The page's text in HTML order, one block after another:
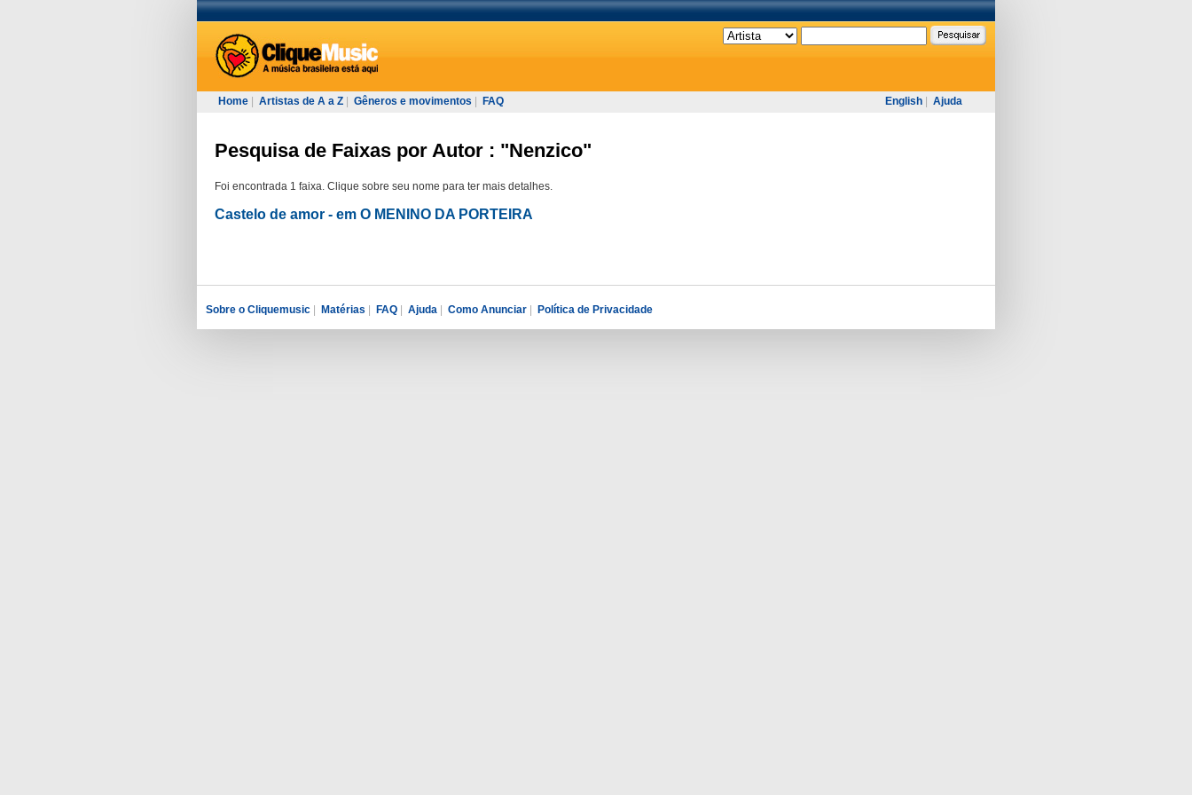
Home Artistas de A a Z Gêneros e movimentos FAQ English Ajuda
Pesquisa de Faixas por Autor : "Nenzico"
Foi encontrada 1 faixa. Clique sobre seu nome para ter mais detalhes.
Castelo de amor - em O MENINO DA PORTEIRA
Sobre o Cliquemusic | Matérias | FAQ | Ajuda | Como Anunciar | Política de Privacidade